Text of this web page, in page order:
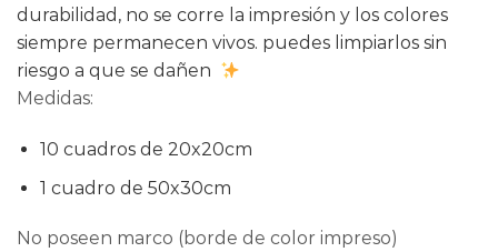
durabilidad, no se corre la impresión y los colores
siempre permanecen vivos. puedes limpiarlos sin
riesgo a que se dañen
Medidas:
10 cuadros de 20x20cm
1 cuadro de 50x30cm
No poseen marco (borde de color impreso)